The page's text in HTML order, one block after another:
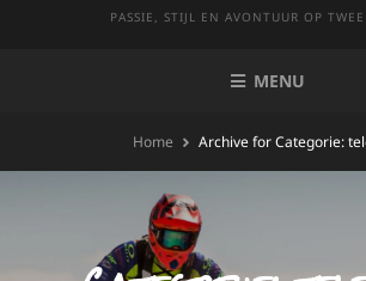
PASSIE, STIJL EN AVONTUUR OP
MENU
Home Archive forCategorie: